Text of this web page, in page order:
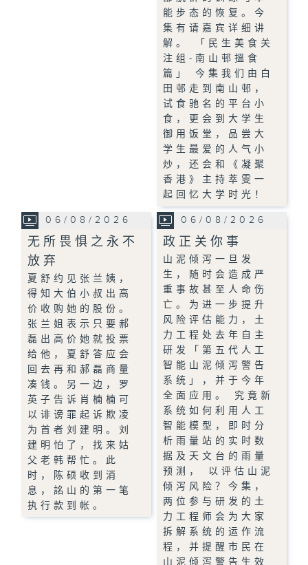
能步态的恢复。今
集有请嘉宾详细讲
解。 「民生美食关
注组-南山邨搵食
篇」 今集我们由白
田邨走到南山邨，
试食驰名的平台小
食，更会到大学生
御用饭堂，品尝大
学生最爱的人气小
炒，还会和《凝聚
香港》主持萃雯一
起回忆大学时光！
06/08/2026
无所畏惧之永不
放弃
夏舒约见张兰姨，
得知大伯小叔出高
价收购她的股份。
张兰姐表示只要郝
磊出高价她就投票
给他，夏舒答应会
回去再和郝磊商量
凑钱。另一边，罗
英子告诉肖楠楠可
以诽谤罪起诉欺凌
为首者刘建明。刘
建明怕了，找来姑
父老韩帮忙。此
时，陈硕收到消
息，詺山的第一笔
执行款到帐。
06/08/2026
政正关你事
山泥倾泻一旦发
生，随时会造成严
重事故甚至人命伤
亡。为进一步提升
风险评估能力，土
力工程处去年自主
研发「第五代人工
智能山泥倾泻警告
系统」，并于今年
全面应用。 究竟新
系统如何利用人工
智能模型，即时分
析雨量站的实时数
据及天文台的雨量
预测， 以评估山泥
倾泻风险？今集，
两位参与研发的土
力工程师会为大家
拆解系统的运作流
程，并提醒市民在
山泥倾泻警告生效